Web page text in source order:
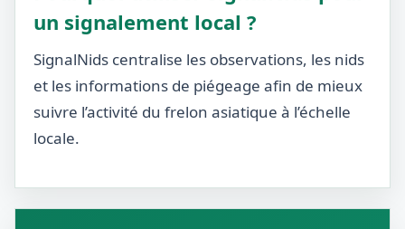
un signalement local ?
SignalNids centralise les observations, les nids
et les informations de piégeage afin de mieux
suivre l’activité du frelon asiatique à l’échelle
locale.